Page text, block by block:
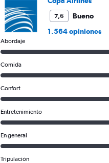
7,6
Bueno
1.564 opiniones
Abordaje
Comida
Confort
Entretenimiento
En general
Tripulación